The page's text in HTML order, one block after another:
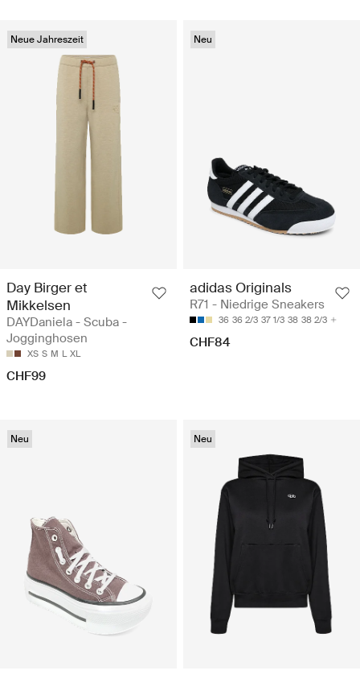
Neue Jahreszeit
Day Birger et
Mikkelsen
DAYDaniela - Scuba -
Jogginghosen
XS S M L XL
CHF99
Neu
adidas Originals
R71 - Niedrige Sneakers
36 36 2/3 37 1/3 38 38 2/3
CHF84
Neu Neu